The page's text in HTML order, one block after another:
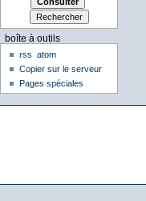
boîte à outils
rss
atom
Copier sur le serveur
Pages spéciales